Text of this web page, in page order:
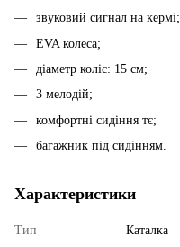
звуковий сигнал на кермі;
EVA колеса;
діаметр коліс: 15 см;
3 мелодій;
комфортні сидіння тє;
багажник під сидінням.
Характеристики
Тип
Каталка